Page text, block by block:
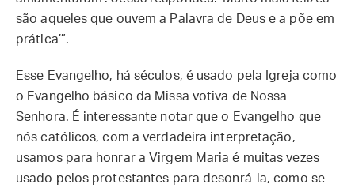
são aqueles que ouvem a Palavra de Deus e a põe em
prática’”.
Esse Evangelho, há séculos, é usado pela Igreja como
o Evangelho básico da Missa votiva de Nossa
Senhora. É interessante notar que o Evangelho que
nós católicos, com a verdadeira interpretação,
usamos para honrar a Virgem Maria é muitas vezes
usado pelos protestantes para desonrá-la, como se